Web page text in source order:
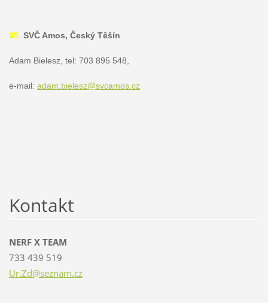
05. SVČ Amos, Český Těšín
Adam Bielesz, tel: 703 895 548,
e-mail: adam.bielesz@svcamos.cz
Kontakt
NERF X TEAM
733 439 519
Ur.Zd@seznam.cz